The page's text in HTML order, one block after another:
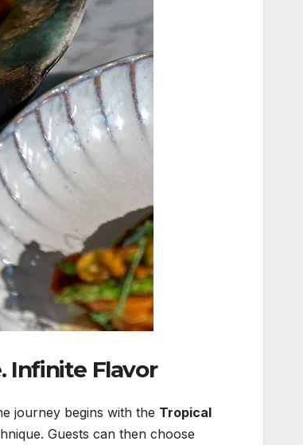
Infinite Flavor.
journey begins with the Tropical
Guests can then choose